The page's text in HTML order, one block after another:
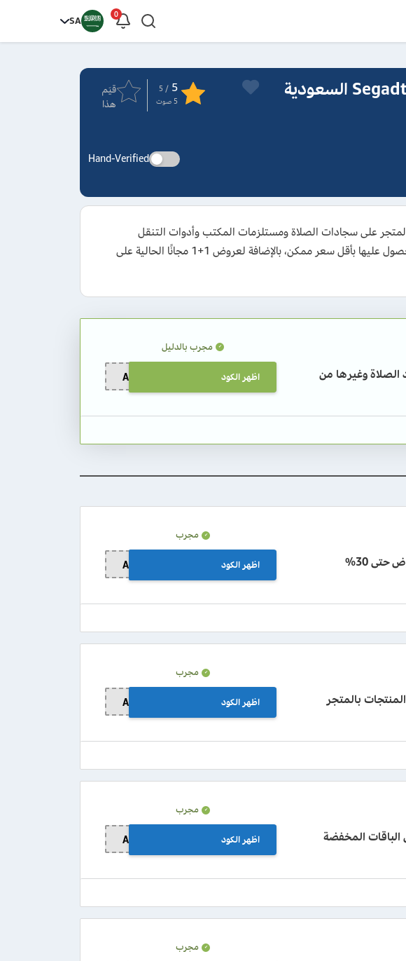
0
SA
كود خصم سجادتي 2026: أقوى كوبونات متجر Segadty السعودية
5
/ 5
5 صوت
قيَم
هذا
Hand-Verified
من كوبونزل واستمتع بتخفيض حتى 30% ضمن عروض المتجر على سجادات الصلاة ومستلزمات المكتب وأدوات التنقل
والرحلات وغيرها من المنتجات المميزة بمتجر segadty، كما يشمل الكوبون المنتجات غير المخفضة للحصول عليها بأقل سعر ممكن، بالإضافة لعروض 1+1 مجانًا الحالية على
5% يشمل سجاد الصلاة وغيرها من
مجرب بالدليل
A012 اظهر الكود
30%
مجرب
A012 اظهر الكود
مجرب
A012 اظهر الكود
5% إضافية على الباقات المخفضة
مجرب
A012 اظهر الكود
مجرب